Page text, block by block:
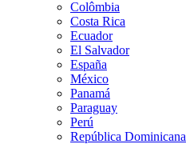
Colômbia
Costa Rica
Ecuador
El Salvador
España
México
Panamá
Paraguay
Perú
República Dominicana